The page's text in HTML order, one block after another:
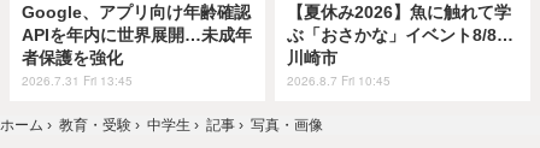
Google、アプリ向け年齢確認
APIを年内に世界展開…未成年
者保護を強化
2026.7.31 Fri 13:45
【夏休み2026】魚に触れて学
ぶ「おさかな」イベント8/8…
川崎市
2026.8.7 Fri 10:45
ホーム › 教育・受験 › 中学生 › 記事 › 写真・画像